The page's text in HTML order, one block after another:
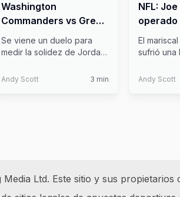
Washington
Commanders vs Green
Bay Packers: hora,
dónde verlo y lo
Se viene un duelo para
medir la solidez de Jordan
novat...
Andy Scott 3 min
NFL:
operado
tres
El
sufrió una
...
Andy Scott
Ltd. Este sitio y sus